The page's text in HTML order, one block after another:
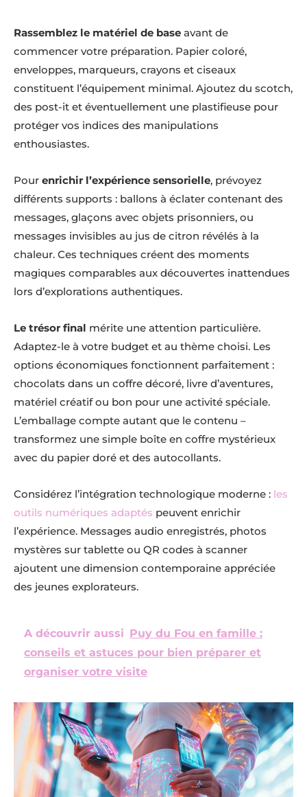
Rassemblez le matériel de base avant de
commencer votre préparation. Papier coloré,
enveloppes, marqueurs, crayons et ciseaux
constituent l’équipement minimal. Ajoutez du scotch,
des post-it et éventuellement une plastifieuse pour
protéger vos indices des manipulations
enthousiastes.
Pour enrichir l’expérience sensorielle, prévoyez
différents supports : ballons à éclater contenant des
messages, glaçons avec objets prisonniers, ou
messages invisibles au jus de citron révélés à la
chaleur. Ces techniques créent des moments
magiques comparables aux découvertes inattendues
lors d’explorations authentiques.
Le trésor final mérite une attention particulière.
Adaptez-le à votre budget et au thème choisi. Les
options économiques fonctionnent parfaitement :
chocolats dans un coffre décoré, livre d’aventures,
matériel créatif ou bon pour une activité spéciale.
L’emballage compte autant que le contenu –
transformez une simple boîte en coffre mystérieux
avec du papier doré et des autocollants.
Considérez l’intégration technologique moderne : les
outils numériques adaptés peuvent enrichir
l’expérience. Messages audio enregistrés, photos
mystères sur tablette ou QR codes à scanner
ajoutent une dimension contemporaine appréciée
des jeunes explorateurs.
A découvrir aussi Puy du Fou en famille :
conseils et astuces pour bien préparer et
organiser votre visite